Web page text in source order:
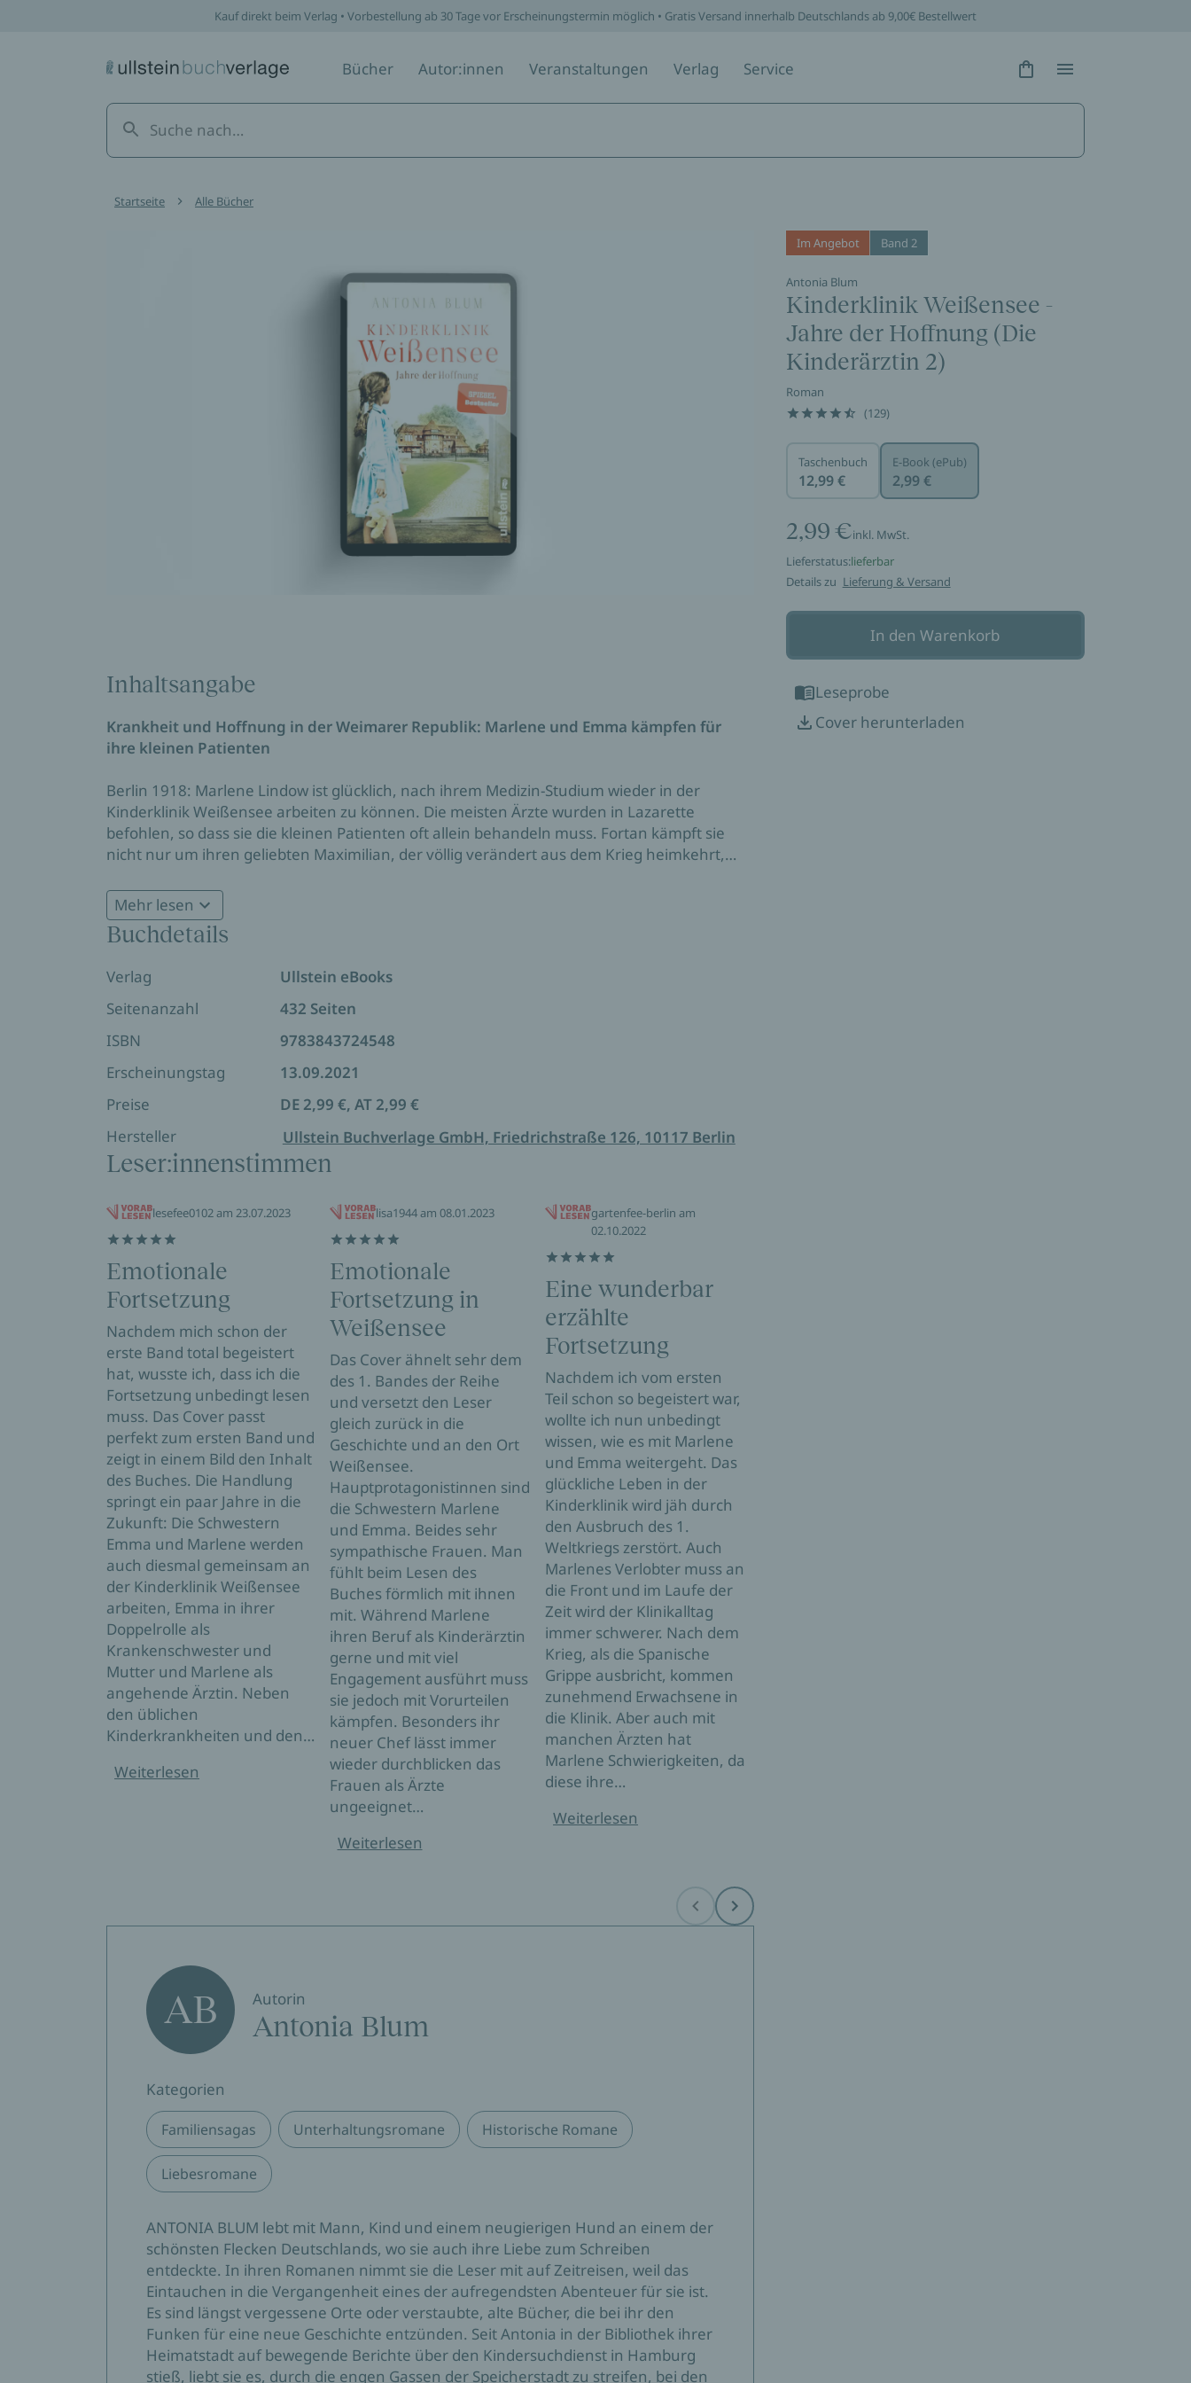
Kauf direkt beim Verlag • Vorbestellung ab 30 Tage vor Erscheinungstermin möglich • Gratis Versand innerhalb Deutschlands ab 9,00€ Bestellwert
Bücher Autor:innen Veranstaltungen Verlag Service Hidden Text
Hidden Text
Startseite Alle Bücher
Im Angebot Band 2
Antonia Blum
Kinderklinik Weißensee -
Jahre der Hoffnung (Die
Kinderärztin 2)
Roman
(129)
Taschenbuch
12,99 €
E-Book (ePub)
2,99 €
2,99 €inkl. MwSt.
Lieferstatus:lieferbar
Details zu Lieferung & Versand
In den Warenkorb
Leseprobe
Cover herunterladen
Inhaltsangabe
Krankheit und Hoffnung in der Weimarer Republik: Marlene und Emma kämpfen für
ihre kleinen Patienten
Berlin 1918: Marlene Lindow ist glücklich, nach ihrem Medizin-Studium wieder in der
Kinderklinik Weißensee arbeiten zu können. Die meisten Ärzte wurden in Lazarette
befohlen, so dass sie die kleinen Patienten oft allein behandeln muss. Fortan kämpft sie
nicht nur um ihren geliebten Maximilian, der völlig verändert aus dem Krieg heimkehrt,
ihrer Schwester Emma ebenfalls erkrankt, taucht der verschollene Kindsvater auf. Er bietet
Emma eine neue Heimat fern des seuchengeplagten Berlins, wo ihr Sohn unbeschwert
aufwachsen kann. Marlene kann sich allerdings ein Leben ohne Emma nicht vorstellen.
Kinderkrankenschwester. Wie wird sie sich entscheiden?
Mehr lesen
Buchdetails
Verlag
Ullstein eBooks
Seitenanzahl
432 Seiten
ISBN
9783843724548
Erscheinungstag
13.09.2021
Preise
DE 2,99 €, AT 2,99 €
Hersteller
Ullstein Buchverlage GmbH, Friedrichstraße 126, 10117 Berlin
Leser:innenstimmen
lesefee0102 am 23.07.2023
Emotionale
Fortsetzung
Nachdem mich schon der
erste Band total begeistert
hat, wusste ich, dass ich die
Fortsetzung unbedingt lesen
muss. Das Cover passt
perfekt zum ersten Band und
zeigt in einem Bild den Inhalt
des Buches. Die Handlung
springt ein paar Jahre in die
Zukunft: Die Schwestern
Emma und Marlene werden
auch diesmal gemeinsam an
der Kinderklinik Weißensee
arbeiten, Emma in ihrer
Doppelrolle als
Krankenschwester und
Mutter und Marlene als
angehende Ärztin. Neben
den üblichen
Kinderkrankheiten und den…
Weiterlesen
lisa1944 am 08.01.2023
Emotionale
Fortsetzung in
Weißensee
Das Cover ähnelt sehr dem
des 1. Bandes der Reihe
und versetzt den Leser
gleich zurück in die
Geschichte und an den Ort
Weißensee.
Hauptprotagonistinnen sind
die Schwestern Marlene
und Emma. Beides sehr
sympathische Frauen. Man
fühlt beim Lesen des
Buches förmlich mit ihnen
mit. Während Marlene
ihren Beruf als Kinderärztin
gerne und mit viel
Engagement ausführt muss
sie jedoch mit Vorurteilen
kämpfen. Besonders ihr
neuer Chef lässt immer
wieder durchblicken das
Frauen als Ärzte
ungeeignet…
Weiterlesen
gartenfee-berlin am
02.10.2022
Eine wunderbar
erzählte
Fortsetzung
Nachdem ich vom ersten
Teil schon so begeistert war,
wollte ich nun unbedingt
wissen, wie es mit Marlene
und Emma weitergeht. Das
glückliche Leben in der
Kinderklinik wird jäh durch
den Ausbruch des 1.
Weltkriegs zerstört. Auch
Marlenes Verlobter muss an
die Front und im Laufe der
Zeit wird der Klinikalltag
immer schwerer. Nach dem
Krieg, als die Spanische
Grippe ausbricht, kommen
zunehmend Erwachsene in
die Klinik. Aber auch mit
manchen Ärzten hat
Marlene Schwierigkeiten, da
diese ihre…
Weiterlesen
Before Next
AB Autorin
Antonia Blum
Kategorien
Familiensagas Unterhaltungsromane Historische Romane
Liebesromane
ANTONIA BLUM lebt mit Mann, Kind und einem neugierigen Hund an einem der
schönsten Flecken Deutschlands, wo sie auch ihre Liebe zum Schreiben
entdeckte. In ihren Romanen nimmt sie die Leser mit auf Zeitreisen, weil das
Eintauchen in die Vergangenheit eines der aufregendsten Abenteuer für sie ist.
Es sind längst vergessene Orte oder verstaubte, alte Bücher, die bei ihr den
Funken für eine neue Geschichte entzünden. Seit Antonia in der Bibliothek ihrer
Heimatstadt auf bewegende Berichte über den Kindersuchdienst in Hamburg
stieß, liebt sie es, durch die engen Gassen der Speicherstadt zu streifen, bei den